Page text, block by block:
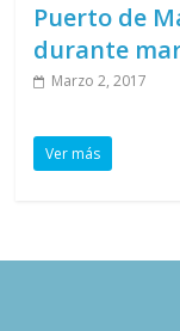
Puerto de
durante
Marzo 2, 2017
Ver más